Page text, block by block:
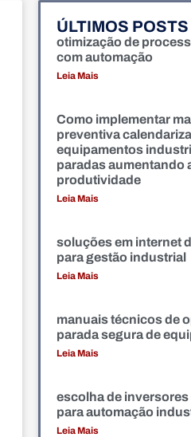
ÚLTIMOS POSTS
otimização de
com automação
Leia Mais
Como implementar
preventiva
equipamentos
paradas aumentando
produtividade
Leia Mais
soluções em internet
para gestão industrial
Leia Mais
manuais técnicos de
parada segura de
Leia Mais
escolha de
para automação
Leia Mais